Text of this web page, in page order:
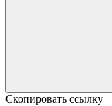
Скопировать ссылку